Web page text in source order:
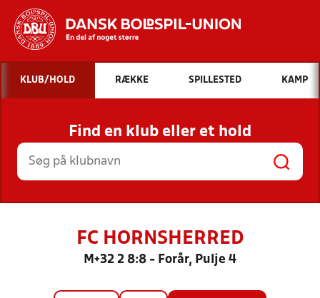
Hvad vil du søge efter?
INDHOLD OG NYHEDER
STILLINGER, RESULTATER, KLUBBER OG
HOLD
KLUB/HOLD RÆKKE SPILLESTED KAMP
Find en klub eller et hold
FC HORNSHERRED
M+32 2 8:8 - Forår, Pulje 4